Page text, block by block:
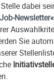
dabei
Job-Newsletter
Sie